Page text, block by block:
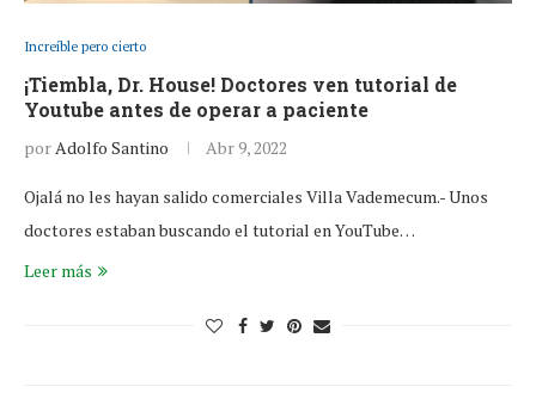
Increíble pero cierto
¡Tiembla, Dr. House! Doctores ven tutorial de
Youtube antes de operar a paciente
porAdolfo Santino Abr 9, 2022
Ojalá no les hayan salido comerciales Villa Vademecum.- Unos
doctores estaban buscando el tutorial en YouTube…
Leer más